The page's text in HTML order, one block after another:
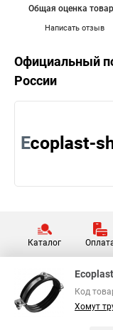
Написать отзыв
Общая оценка
Официальный
России
Каталог
Код
Хомут